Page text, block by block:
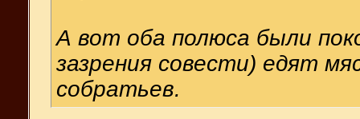
А вот оба полюса были
зазрения совести) едят
собратьев.